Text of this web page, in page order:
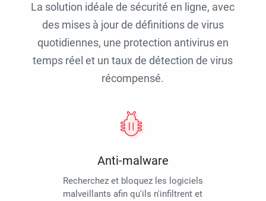
La solution idéale de sécurité en ligne, avec
des mises à jour de définitions de virus
quotidiennes, une protection antivirus en
temps réel et un taux de détection de virus
récompensé.
Anti-malware
Recherchez et bloquez les logiciels
malveillants afin qu'ils n'infiltrent et